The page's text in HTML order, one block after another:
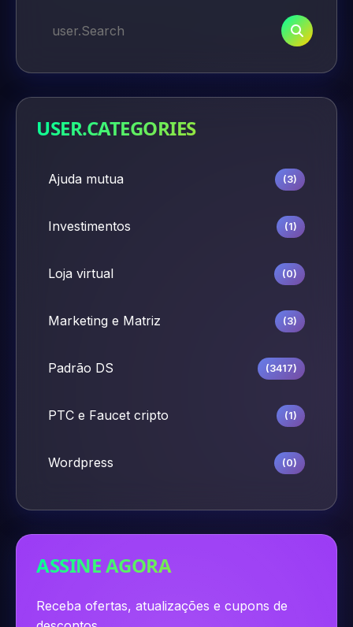
USER.CATEGORIES
Ajuda mutua (3)
Investimentos (1)
Loja virtual (0)
Marketing e Matriz (3)
Padrão DS (3417)
PTC e Faucet cripto (1)
Wordpress (0)
ASSINE AGORA
Receba ofertas, atualizações e cupons de